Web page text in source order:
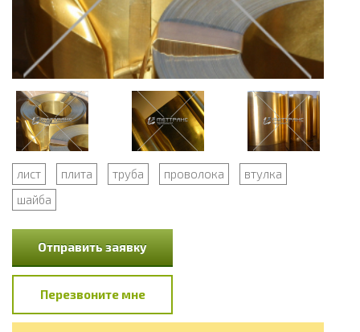
лист плита труба проволока
втулка
шайба
Отправить заявку
Перезвоните мне